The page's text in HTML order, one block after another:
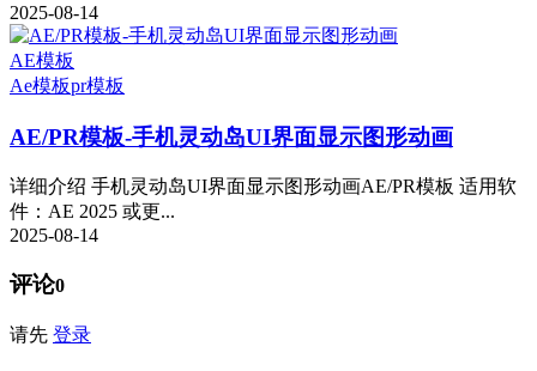
2025-08-14
AE模板
Ae模板pr模板
AE/PR模板-手机灵动岛UI界面显示图形动画
详细介绍 手机灵动岛UI界面显示图形动画AE/PR模板 适用软
件：AE 2025 或更...
2025-08-14
评论0
请先 登录